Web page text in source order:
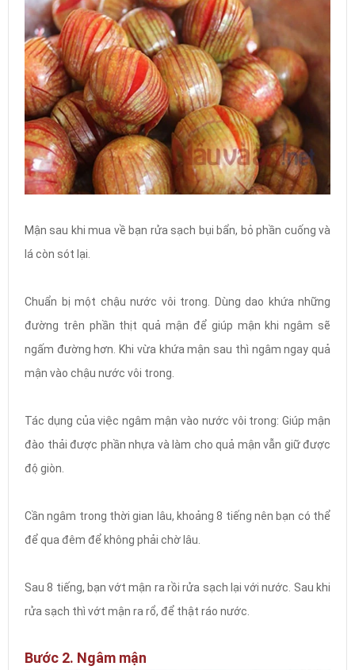
Mận sau khi mua về bạn rửa sạch bụi bẩn, bỏ phần cuống và
lá còn sót lại.
Chuẩn bị một chậu nước vôi trong. Dùng dao khứa những
đường trên phần thịt quả mận để giúp mận khi ngâm sẽ
ngấm đường hơn. Khi vừa khứa mận sau thì ngâm ngay quả
mận vào chậu nước vôi trong.
Tác dụng của việc ngâm mận vào nước vôi trong: Giúp mận
đào thải được phần nhựa và làm cho quả mận vẫn giữ được
độ giòn.
Cần ngâm trong thời gian lâu, khoảng 8 tiếng nên bạn có thể
để qua đêm để không phải chờ lâu.
Sau 8 tiếng, bạn vớt mận ra rồi rửa sạch lại với nước. Sau khi
rửa sạch thì vớt mận ra rổ, để thật ráo nước.
Bước 2. Ngâm mận